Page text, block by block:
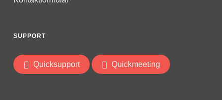
SUPPORT
Quicksupport Quickmeeting